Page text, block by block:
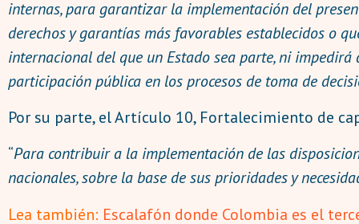
internas, para garantizar la implementación del
derechos y garantías más favorables establecidos o
internacional del que un Estado sea parte, ni
participación pública en los procesos de toma de
Por su parte, el Artículo 10, Fortalecimiento de
“Para contribuir a la implementación de las
nacionales, sobre la base de sus prioridades y
Lea también: Escalafón donde Colombia es el